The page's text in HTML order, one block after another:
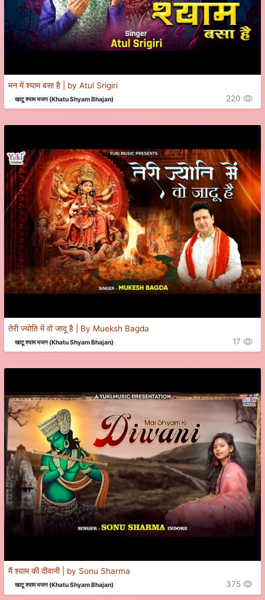
मन में श्याम बसा है | by Atul Srigiri
खाटू श्याम भजन (Khatu Shyam Bhajan) 220
तेरी ज्योति में वो जादू है | By Mueksh Bagda
खाटू श्याम भजन (Khatu Shyam Bhajan) 17
मैं श्याम की दीवानी | by Sonu Sharma
खाटू श्याम भजन (Khatu Shyam Bhajan) 375